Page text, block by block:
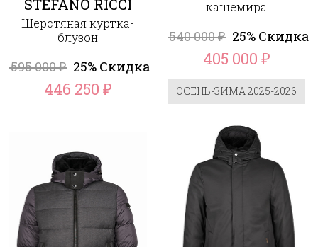
STEFANO RICCI
Шерстяная куртка-
блузон
595 000₽ 25% Скидка
446 250 ₽
кашемира
540 000₽ 25% Скидка
405 000 ₽
ОСЕНЬ-ЗИМА 2025-2026